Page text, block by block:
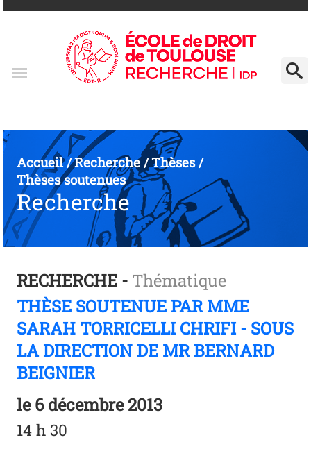
Accueil/Recherche/Thèses/
Thèses soutenues
Recherche
RECHERCHE - Thématique
THÈSE SOUTENUE PAR MME
SARAH TORRICELLI CHRIFI - SOUS
LA DIRECTION DE MR BERNARD
BEIGNIER
le6 décembre 2013
14 h 30